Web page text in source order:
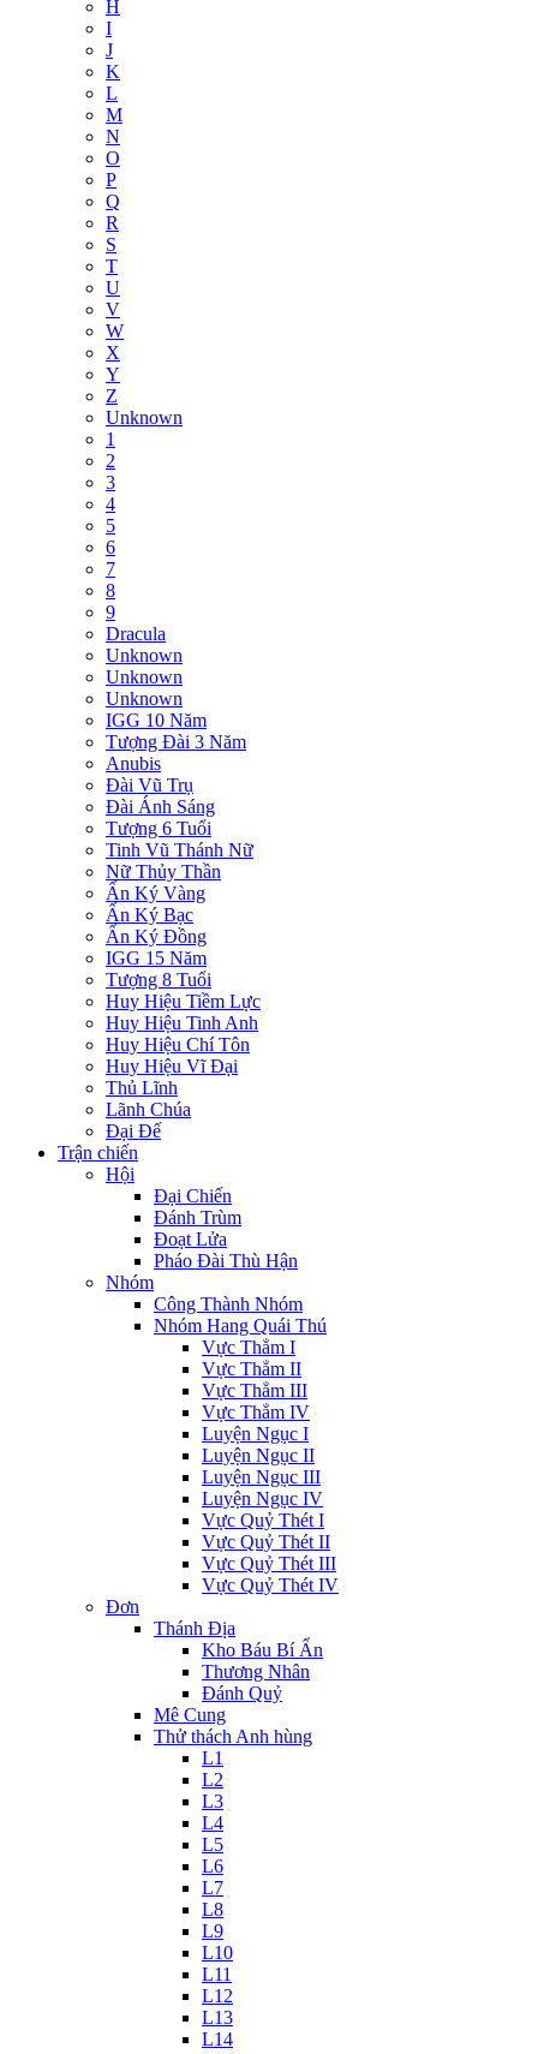
H
I
J
K
L
M
N
O
P
Q
R
S
T
U
V
W
X
Y
Z
Unknown
1
2
3
4
5
6
7
8
9
Dracula
Unknown
Unknown
Unknown
IGG 10 Năm
Tượng Đài 3 Năm
Anubis
Đài Vũ Trụ
Đài Ánh Sáng
Tượng 6 Tuổi
Tinh Vũ Thánh Nữ
Nữ Thủy Thần
Ấn Ký Vàng
Ấn Ký Bạc
Ấn Ký Đồng
IGG 15 Năm
Tượng 8 Tuổi
Huy Hiệu Tiềm Lực
Huy Hiệu Tinh Anh
Huy Hiệu Chí Tôn
Huy Hiệu Vĩ Đại
Thủ Lĩnh
Lãnh Chúa
Đại Đế
Trận chiến
Hội
Đại Chiến
Đánh Trùm
Đoạt Lửa
Pháo Đài Thù Hận
Nhóm
Công Thành Nhóm
Nhóm Hang Quái Thú
Vực Thẳm I
Vực Thẳm II
Vực Thẳm III
Vực Thẳm IV
Luyện Ngục I
Luyện Ngục II
Luyện Ngục III
Luyện Ngục IV
Vực Quỷ Thét I
Vực Quỷ Thét II
Vực Quỷ Thét III
Vực Quỷ Thét IV
Đơn
Thánh Địa
Kho Báu Bí Ẩn
Thương Nhân
Đánh Quỷ
Mê Cung
Thử thách Anh hùng
L1
L2
L3
L4
L5
L6
L7
L8
L9
L10
L11
L12
L13
L14